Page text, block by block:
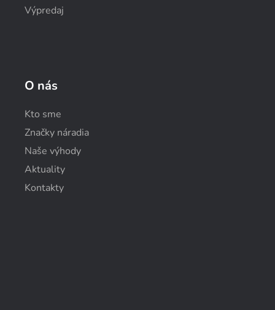
Výpredaj
O nás
Kto sme
Značky náradia
Naše výhody
Aktuality
Kontakty